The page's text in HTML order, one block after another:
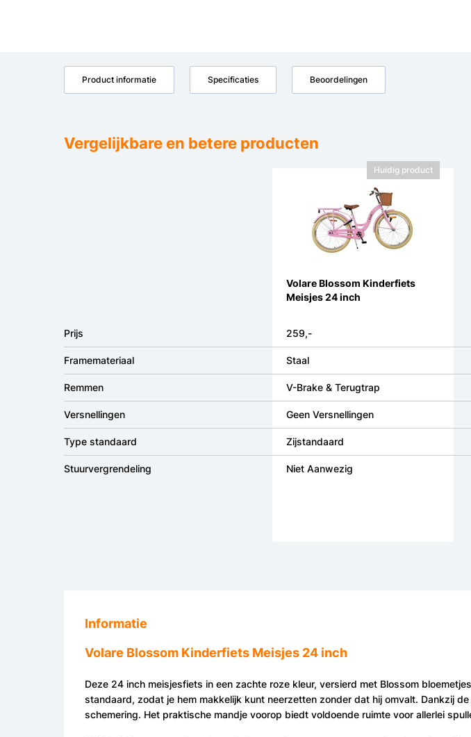
Product informatie Specificaties Beoordelingen
Vergelijkbare en betere producten
Huidig product
Volare Blossom Kinderfiets
Meisjes 24 inch
Prijs 259,-
Framemateriaal Staal
Remmen V-Brake & Terugtrap
Versnellingen Geen Versnellingen
Type standaard Zijstandaard
Stuurvergrendeling Niet Aanwezig
Informatie
Volare Blossom Kinderfiets Meisjes 24 inch
Deze 24 inch meisjesfiets in een zachte roze kleur, versierd met Blossom
standaard, zodat je hem makkelijk kunt neerzetten zonder dat hij omvalt. Dankzij
schemering. Het praktische mandje voorop biedt voldoende ruimte voor allerlei